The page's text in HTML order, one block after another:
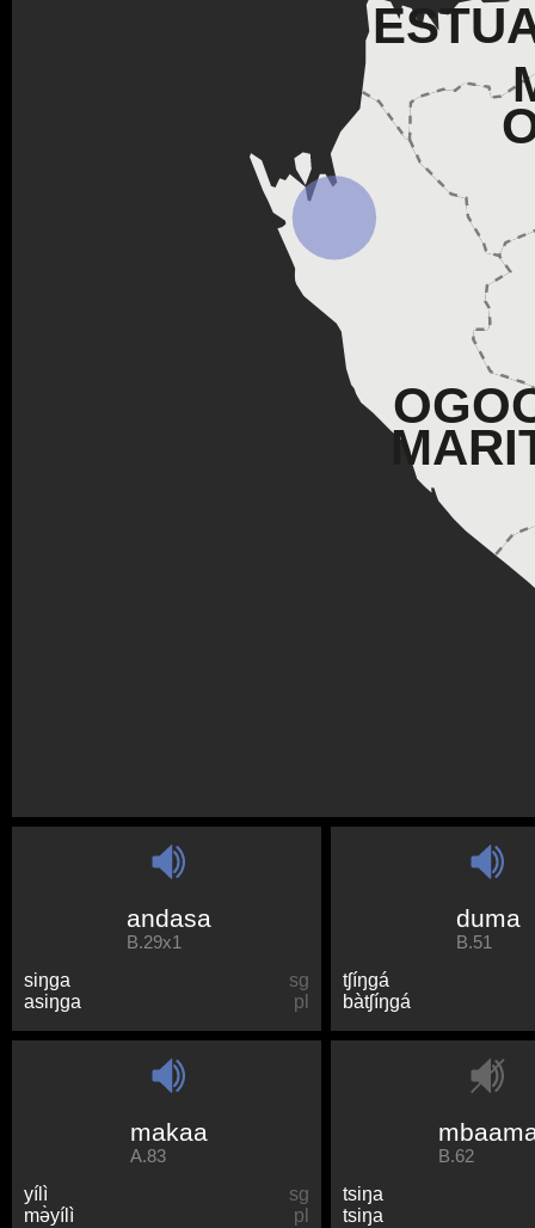
andasa
B.29x1
siŋɡa
sg
asiŋɡa
pl
duma
B.51
tʃíŋɡá
bàtʃíŋɡá
makaa
A.83
yílì
sg
mə̀yílì
pl
B.62
tsiŋa
tsiŋa